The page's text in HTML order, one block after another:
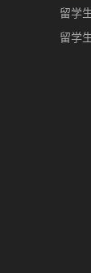
留学
留学